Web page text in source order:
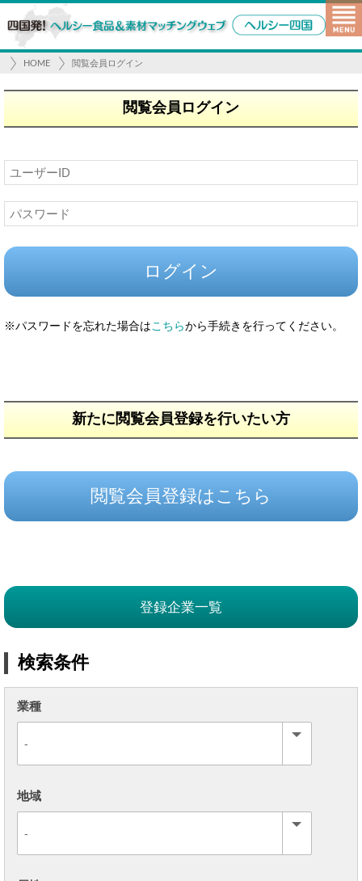
HOME 閲覧会員ログイン
閲覧会員ログイン
※パスワードを忘れた場合はこちらから手続きを行ってください。
新たに閲覧会員登録を行いたい方
閲覧会員登録はこちら
登録企業一覧
検索条件
業種
地域